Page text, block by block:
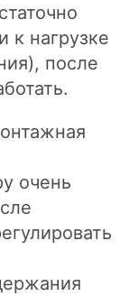
к нагрузке
после
очень